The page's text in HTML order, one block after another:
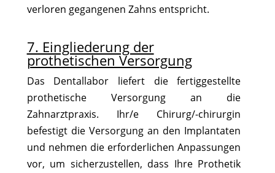
verloren gegangenen Zahns entspricht.
7. Eingliederung der
prothetischen Versorgung
Das Dentallabor liefert die fertiggestellte
prothetische Versorgung an die
Zahnarztpraxis. Ihr/e Chirurg/-chirurgin
befestigt die Versorgung an den Implantaten
und nehmen die erforderlichen Anpassungen
vor, um sicherzustellen, dass Ihre Prothetik